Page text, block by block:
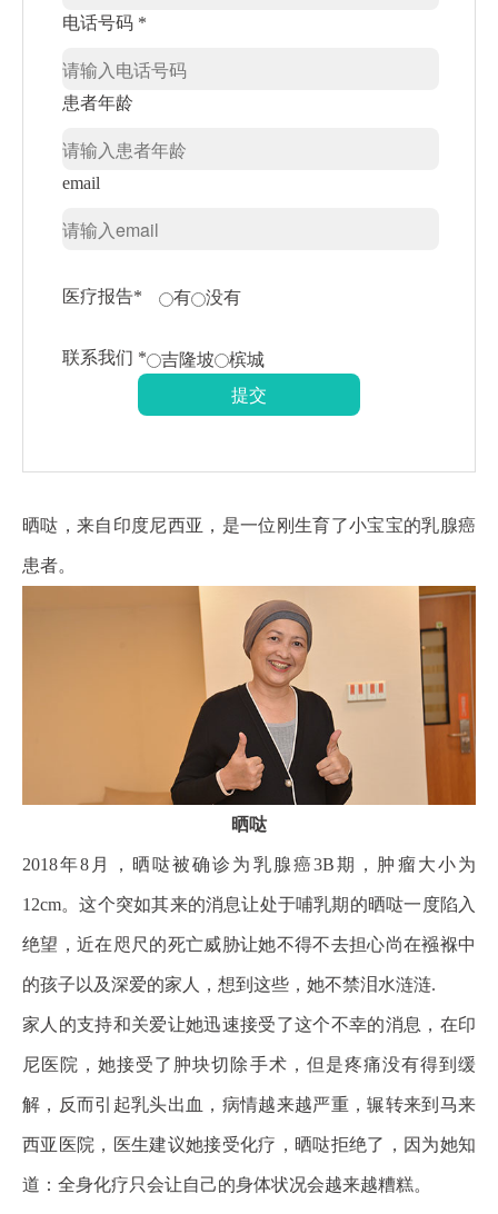
电话号码 *
患者年龄
email
医疗报告* 有 没有
联系我们 * 吉隆坡 槟城
晒哒，来自印度尼西亚，是一位刚生育了小宝宝的乳腺癌
患者。
晒哒
2018年8月，晒哒被确诊为乳腺癌3B期，肿瘤大小为
12cm。这个突如其来的消息让处于哺乳期的晒哒一度陷入
绝望，近在咫尺的死亡威胁让她不得不去担心尚在襁褓中
的孩子以及深爱的家人，想到这些，她不禁泪水涟涟.
家人的支持和关爱让她迅速接受了这个不幸的消息，在印
尼医院，她接受了肿块切除手术，但是疼痛没有得到缓
解，反而引起乳头出血，病情越来越严重，辗转来到马来
西亚医院，医生建议她接受化疗，晒哒拒绝了，因为她知
道：全身化疗只会让自己的身体状况会越来越糟糕。